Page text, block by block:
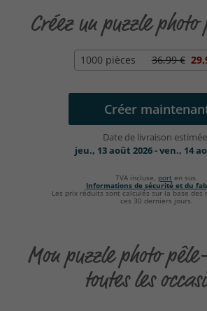
Créez un puzzle
1000 pièces 36,99 €
Créer
Date de livraison
jeu., 13 août 2026 - ven., 14
TVA incluse, port en sus.
Informations de sécurité et du
Les prix réduits sont calculés sur la base des
ces 30 derniers jours.
Mon puzzle photo
toutes les